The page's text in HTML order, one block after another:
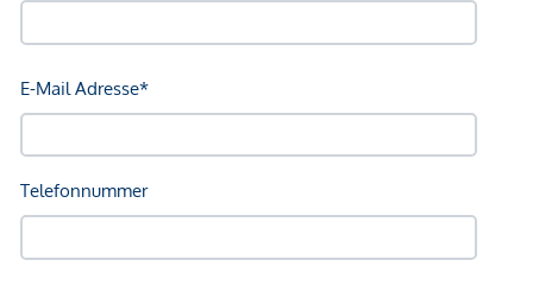
Bäckerei <250m
Geldautomat <250m
Bank <250m
Post <250m